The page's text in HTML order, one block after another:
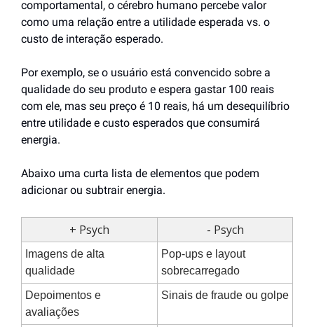
comportamental, o cérebro humano percebe valor
como uma relação entre a utilidade esperada vs. o
custo de interação esperado.
Por exemplo, se o usuário está convencido sobre a
qualidade do seu produto e espera gastar 100 reais
com ele, mas seu preço é 10 reais, há um desequilíbrio
entre utilidade e custo esperados que consumirá
energia.
Abaixo uma curta lista de elementos que podem
adicionar ou subtrair energia.
+ Psych - Psych
Imagens de alta
qualidade
Pop-ups e layout
sobrecarregado
Depoimentos e
avaliações
Sinais de fraude ou golpe